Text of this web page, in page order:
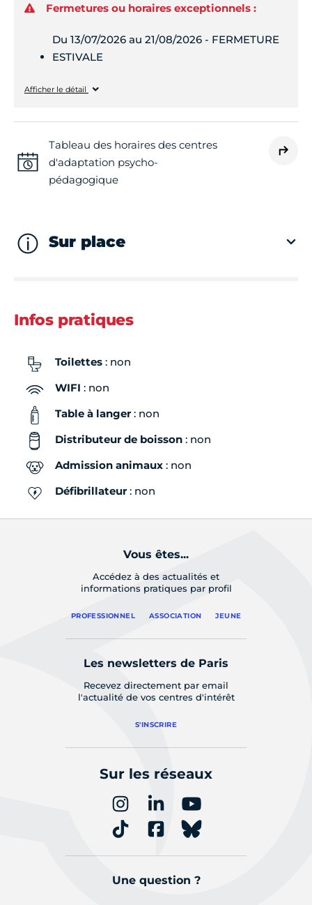
Fermetures ou horaires exceptionnels :
Du 13/07/2026 au 21/08/2026 - FERMETURE
ESTIVALE
Lundi
Mercredi
Afficher le détail
Tableau des horaires des centres
d'adaptation psycho-
pédagogique
Sur place
Infos pratiques
Toilettes : non
WIFI : non
Table à langer: non
Distributeur de boisson : non
Admission animaux : non
Défibrillateur: non
Vous êtes...
Accédez à des actualités et
informations pratiques par profil
PROFESSIONNEL ASSOCIATION JEUNE
Les newsletters de Paris
Recevez directement par email
l'actualité de vos centres d'intérêt
S'INSCRIRE
Sur les réseaux
Une question ?